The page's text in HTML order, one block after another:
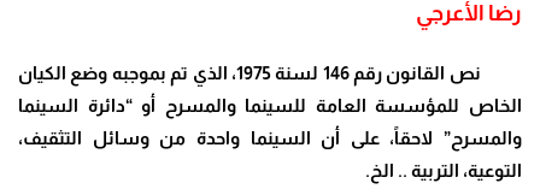
رضا الأعرجي
نص القانون رقم 146 لسنة 1975، الذي تم بموجبه وضع الكيان
الخاص للمؤسسة العامة للسينما والمسرح أو “دائرة السينما
والمسرح” لاحقاً، على أن السينما واحدة من وسائل التثقيف،
التوعية، التربية .. الخ.